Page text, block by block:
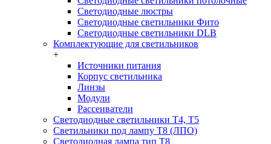
Светодиодные люстры
Светодиодные светильники Фито
Светодиодные светильники DLB
Комплектующие для светильников
+
Источники питания
Корпус светильника
Линзы
Модули
Рассеиватели
Светодиодные светильники T4, T5
Светильники под лампу Т8 (ЛПО)
Светодиодная лампа тип T8